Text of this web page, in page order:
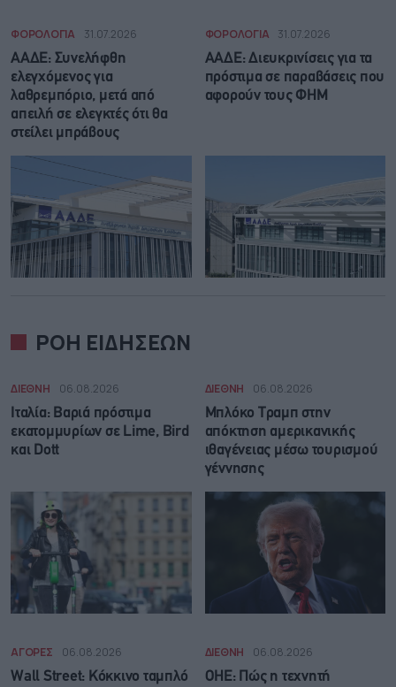
ΦΟΡΟΛΟΓΙΑ 31.07.2026
ΑΑΔΕ: Συνελήφθη
ελεγχόμενος για
λαθρεμπόριο, μετά από
απειλή σε ελεγκτές ότι θα
στείλει μπράβους
ΦΟΡΟΛΟΓΙΑ 31.07.2026
ΑΑΔΕ: Διευκρινίσεις για τα
πρόστιμα σε παραβάσεις που
αφορούν τους ΦΗΜ
ΡΟΗ ΕΙΔΗΣΕΩΝ
ΔΙΕΘΝΗ 06.08.2026
Ιταλία: Βαριά πρόστιμα
εκατομμυρίων σε Lime, Bird
και Dott
ΔΙΕΘΝΗ 06.08.2026
Μπλόκο Τραμπ στην
απόκτηση αμερικανικής
ιθαγένειας μέσω τουρισμού
γέννησης
ΑΓΟΡΕΣ 06.08.2026
Wall Street: Κόκκινο ταμπλό
ΔΙΕΘΝΗ 06.08.2026
ΟΗΕ: Πώς η τεχνητή